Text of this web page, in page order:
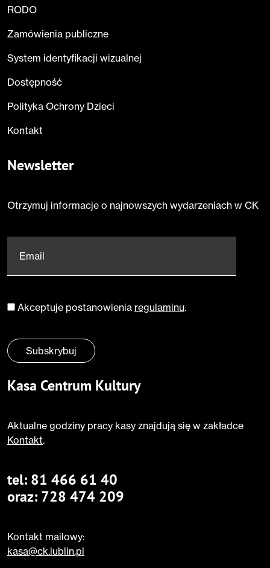
RODO
Zamówienia publiczne
System identyfikacji wizualnej
Dostępność
Polityka Ochrony Dzieci
Kontakt
Newsletter
Otrzymuj informacje o najnowszych wydarzeniach w CK
Email
Zgoda*
Akceptuje postanowienia regulaminu.
Subskrybuj
Kasa Centrum Kultury
Aktualne godziny pracy kasy znajdują się w zakładce
Kontakt.
tel: 81 466 61 40
oraz: 728 474 209
Kontakt mailowy:
kasa@ck.lublin.pl